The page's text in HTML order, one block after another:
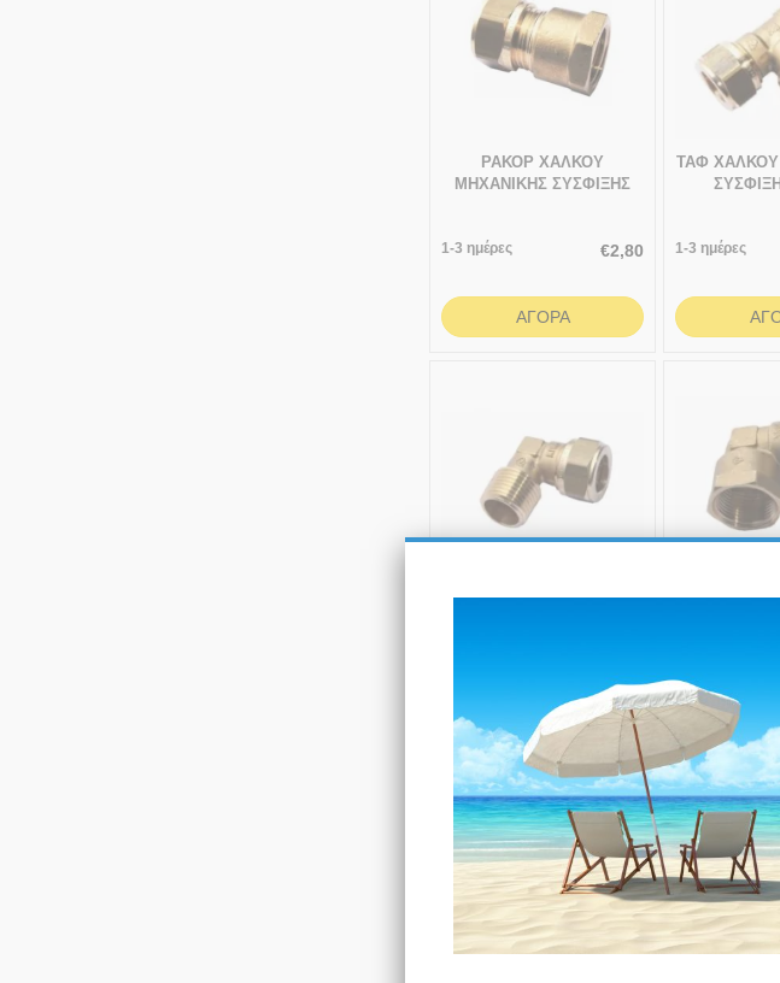
ΡΑΚΟΡ ΧΑΛΚΟΥ
ΜΗΧΑΝΙΚΗΣ ΣΥΣΦΙΞΗΣ
1-3 ημέρες €2,80
ΑΓΟΡΆ
ΤΑΦ
1-3 ημέρες
2,50
ΑΓΟΡΆ
Άμεσα
διαθέσιμο
#8 Best Sellerⓘ